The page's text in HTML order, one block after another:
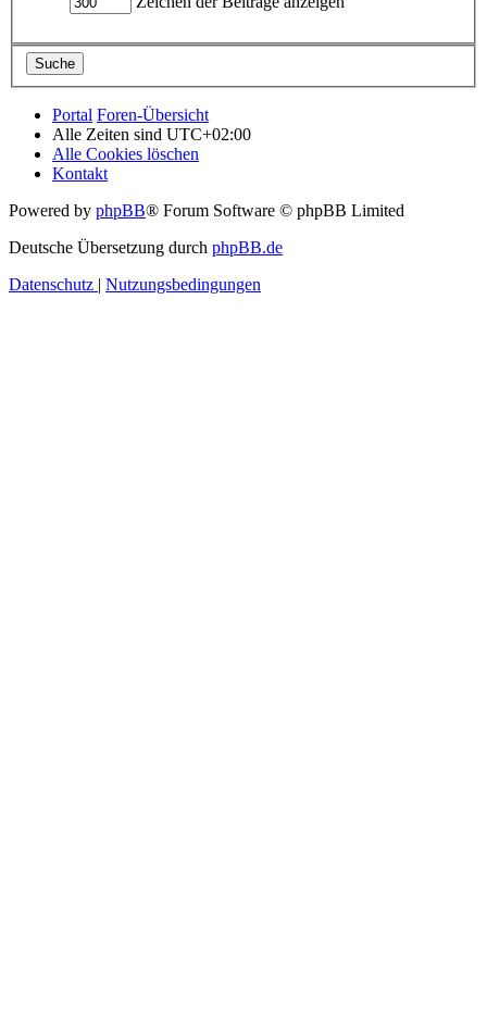
Portal Foren-Übersicht
Alle Zeiten sind UTC+02:00
Alle Cookies löschen
Kontakt
Powered by phpBB® Forum Software © phpBB Limited
Deutsche Übersetzung durch phpBB.de
Datenschutz | Nutzungsbedingungen